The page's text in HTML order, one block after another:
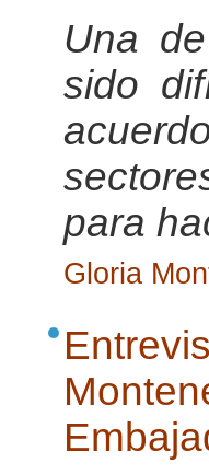
Una
sido
para
Gloria